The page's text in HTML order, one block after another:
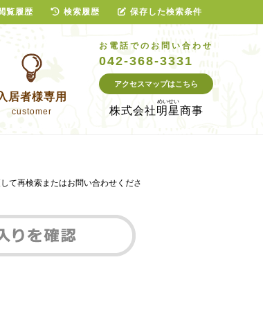
居者様専用
customer
お電話でのお問い合わせ
042-368-3331
アクセスマップはこちら
株式会社明星商事
て再検索またはお問い合わせくださ
覧履歴 検索履歴 保存した検索条件